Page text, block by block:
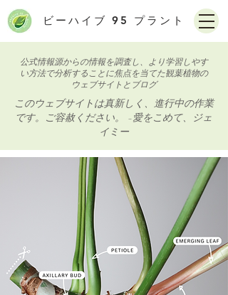
ビーハイブ 95 プラント
公式情報源からの情報を調査し、より学習しやす
い方法で分析することに焦点を当てた観葉植物の
ウェブサイトとブログ
このウェブサイトは真新しく、進行中の作業
です。ご容赦ください。 -愛をこめて、ジェ
イミー